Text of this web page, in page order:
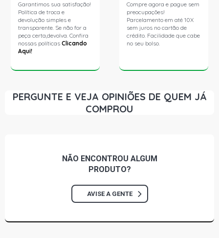
Garantimos sua satisfação!
Política de troca e
devolução simples e
transparente. Se não for a
peça certa,devolva. Confira
nossas políticasClicando
Aqui!
Compre agora e pague sem
preocupações!
Parcelamento em até 10X
sem juros no cartão de
crédito. Facilidade que cabe
no seu bolso.
PERGUNTE E VEJA OPINIÕES DE QUEM JÁ
COMPROU
NÃO ENCONTROU ALGUM
PRODUTO?
AVISE A GENTE